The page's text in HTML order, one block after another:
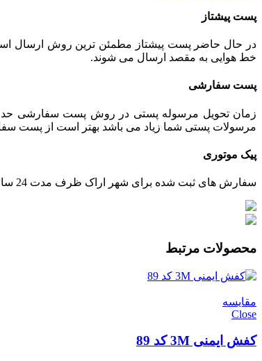
پست پیشتاز
خط هوایی به مقصد ارسال می شوند.
پست سفارشی
زمان تحویل مرسوله پستی در روش پست سفارشی حدود
مرسولات پستی شما زیاد می باشد بهتر است از پست
پیک موتوری
سفارش های ثبت شده برای شهر اراک ظرف مدت 24 ساعت از زمان تایید پرداخت، توسط پیک ارسال خواهند شد.
محصولات مرتبط
مقایسه
Close
کفش ایمنی 3M کد 89